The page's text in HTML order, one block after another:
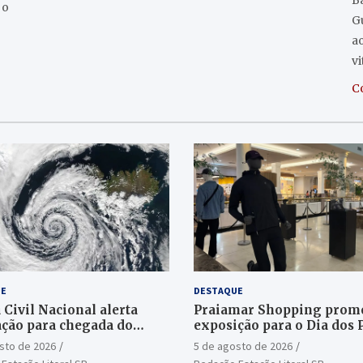
Civil Nacional alerta
para chegada do
bomba
de 2026
DESTAQUE
Praiamar Shopping
exposição para o Dia dos
em Santos
5 de agosto de 2026